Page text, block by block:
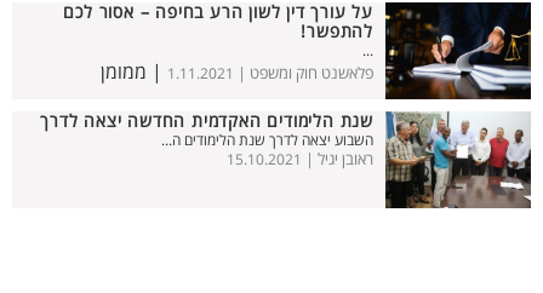
על עורך דין לשון הרע בחיפה – אסור לכם
להתפשר!
...
פלאשנט חוק ומשפט | 1.11.2021 | ממומן
שנת הלימודים האקדמית החדשה יצאה לדרך
השבוע יצאה לדרך שנת הלימודים ה...
ראובן יגיל | 15.10.2021